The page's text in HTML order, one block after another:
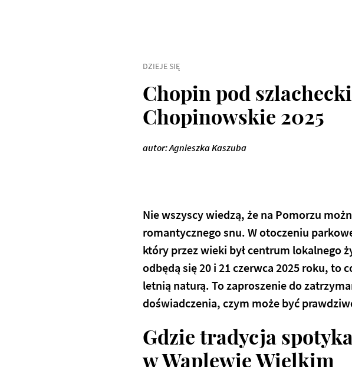
DZIEJE SIĘ
Chopin pod
Chopinowskie 2025
autor: Agnieszka Kaszuba
Nie wszyscy wiedzą, że na Pomorzu
romantycznego snu. W otoczeniu
który przez wieki był centrum lokalnego
odbędą się20 i 21 czerwca 2025 roku, to
letnią naturą. To zaproszenie do
doświadczenia, czym może być
Gdzie tradycja
w Waplewie Wielkim